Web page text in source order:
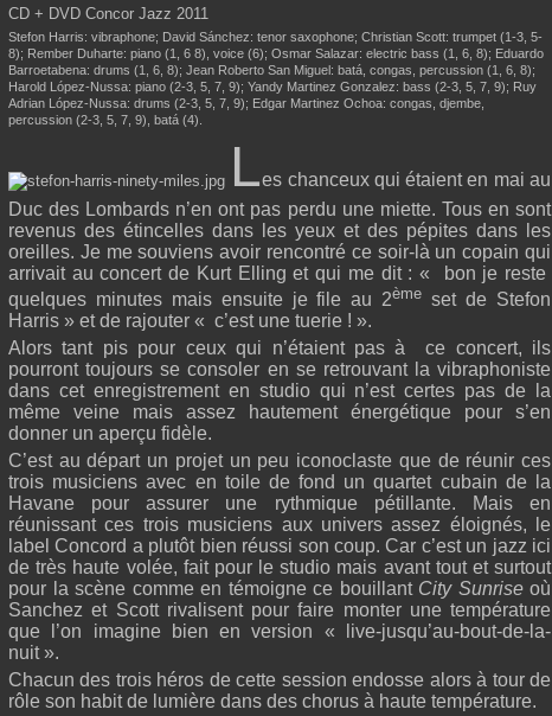
CD + DVD Concor Jazz 2011
Stefon Harris: vibraphone; David Sánchez: tenor saxophone; Christian Scott: trumpet (1-3, 5-
8); Rember Duharte: piano (1, 6 8), voice (6); Osmar Salazar: electric bass (1, 6, 8); Eduardo
Barroetabena: drums (1, 6, 8); Jean Roberto San Miguel: batá, congas, percussion (1, 6, 8);
Harold López-Nussa: piano (2-3, 5, 7, 9); Yandy Martinez Gonzalez: bass (2-3, 5, 7, 9); Ruy
Adrian López-Nussa: drums (2-3, 5, 7, 9); Edgar Martinez Ochoa: congas, djembe,
percussion (2-3, 5, 7, 9), batá (4).
Les chanceux qui étaient en mai au
Duc des Lombards n’en ont pas perdu une miette. Tous en sont
revenus des étincelles dans les yeux et des pépites dans les
oreilles. Je me souviens avoir rencontré ce soir-là un copain qui
arrivait au concert de Kurt Elling et qui me dit : « bon je reste
quelques minutes mais ensuite je file au 2ème set de Stefon
Harris » et de rajouter « c’est une tuerie ! ».
Alors tant pis pour ceux qui n’étaient pas à ce concert, ils
pourront toujours se consoler en se retrouvant la vibraphoniste
dans cet enregistrement en studio qui n’est certes pas de la
même veine mais assez hautement énergétique pour s’en
donner un aperçu fidèle.
C’est au départ un projet un peu iconoclaste que de réunir ces
trois musiciens avec en toile de fond un quartet cubain de la
Havane pour assurer une rythmique pétillante. Mais en
réunissant ces trois musiciens aux univers assez éloignés, le
label Concord a plutôt bien réussi son coup. Car c’est un jazz ici
de très haute volée, fait pour le studio mais avant tout et surtout
pour la scène comme en témoigne ce bouillant City Sunrise où
Sanchez et Scott rivalisent pour faire monter une température
que l’on imagine bien en version « live-jusqu’au-bout-de-la-
nuit ».
Chacun des trois héros de cette session endosse alors à tour de
rôle son habit de lumière dans des chorus à haute température.